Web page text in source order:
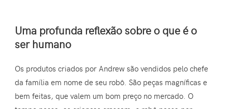
Uma profunda reflexão sobre o que é o
ser humano
Os produtos criados por Andrew são vendidos pelo chefe
da família em nome de seu robô. São peças magníficas e
bem feitas, que valem um bom preço no mercado. O